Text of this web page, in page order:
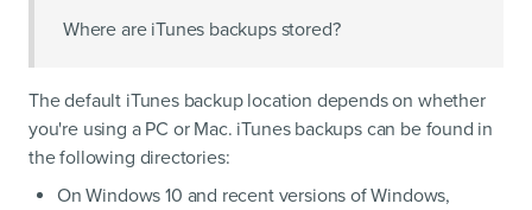
Where are iTunes backups stored?
The default iTunes backup location depends on whether
you're using a PC or Mac. iTunes backups can be found in
the following directories:
On Windows 10 and recent versions of Windows,